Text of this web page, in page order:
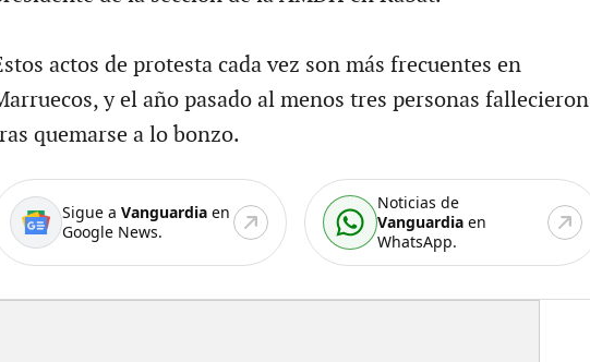
actos de protesta cada vez son más frecuentes en
y el año pasado al menos tres personas fallecieron
quemarse a lo bonzo.
Sigue a Vanguardiaen
Google News.
Noticias de
Vanguardia en
WhatsApp.